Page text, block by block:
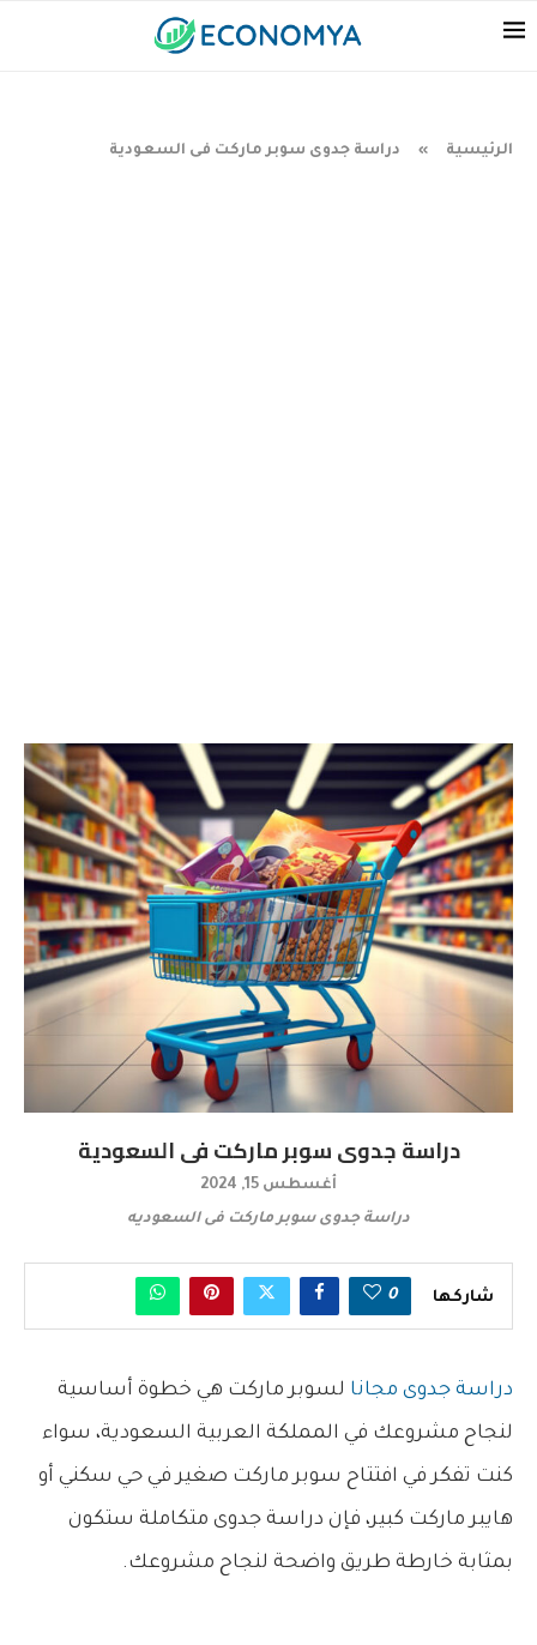
الرئيسية » دراسة جدوى سوبر ماركت فى السعودية
دراسة جدوى سوبر ماركت فى السعودية
أغسطس 15, 2024
دراسة جدوى سوبر ماركت فى السعوديه
شاركها 0
دراسة جدوى مجانا لسوبر ماركت هي خطوة أساسية
لنجاح مشروعك في المملكة العربية السعودية، سواء
كنت تفكر في افتتاح سوبر ماركت صغير في حي سكني أو
هايبر ماركت كبير، فإن دراسة جدوى متكاملة ستكون
بمثابة خارطة طريق واضحة لنجاح مشروعك.